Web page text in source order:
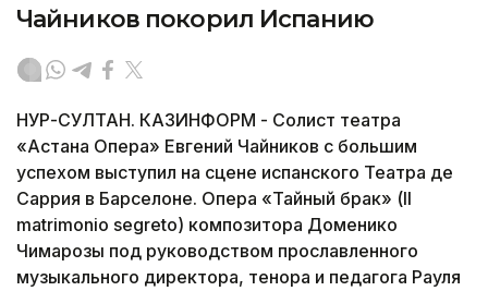
Чайников покорил Испанию
НУР-СУЛТАН. КАЗИНФОРМ - Солист театра
«Астана Опера» Евгений Чайников с большим
успехом выступил на сцене испанского Театра де
Саррия в Барселоне. Опера «Тайный брак» (Il
matrimonio segreto) композитора Доменико
Чимарозы под руководством прославленного
музыкального директора, тенора и педагога Рауля